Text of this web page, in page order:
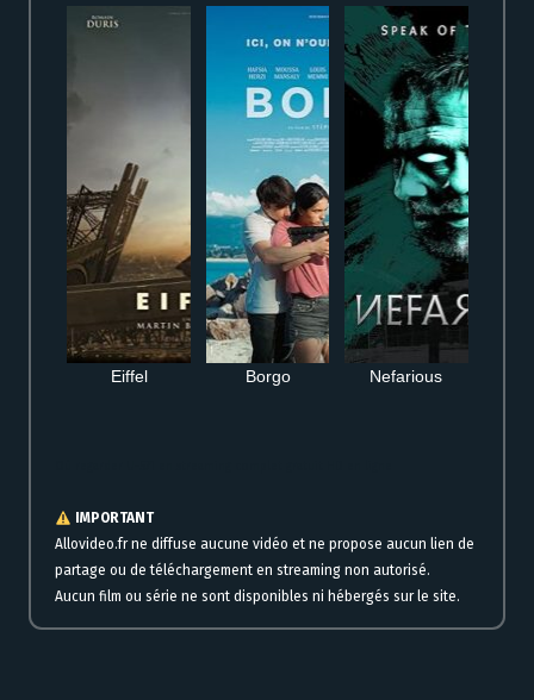
Eiffel Borgo Nefarious
IMPORTANT
Allovideo.fr ne diffuse aucune vidéo et ne propose aucun lien de
partage ou de téléchargement en streaming non autorisé.
Aucun film ou série ne sont disponibles ni hébergés sur le site.